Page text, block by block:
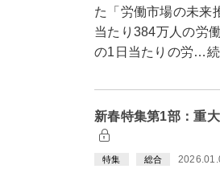
た「労働市場の未来
当たり384万人の労
の1日当たりの労…
新春特集第1部：重
特集 総合